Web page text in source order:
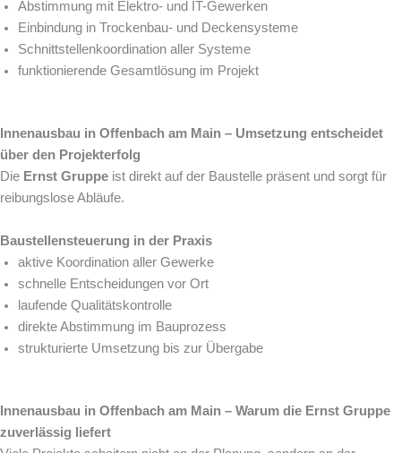
Abstimmung mit Elektro- und IT-Gewerken
Einbindung in Trockenbau- und Deckensysteme
Schnittstellenkoordination aller Systeme
funktionierende Gesamtlösung im Projekt
Innenausbau in Offenbach am Main – Umsetzung entscheidet
über den Projekterfolg
Die Ernst Gruppe ist direkt auf der Baustelle präsent und sorgt für
reibungslose Abläufe.
Baustellensteuerung in der Praxis
aktive Koordination aller Gewerke
schnelle Entscheidungen vor Ort
laufende Qualitätskontrolle
direkte Abstimmung im Bauprozess
strukturierte Umsetzung bis zur Übergabe
Innenausbau in Offenbach am Main – Warum die Ernst Gruppe
zuverlässig liefert